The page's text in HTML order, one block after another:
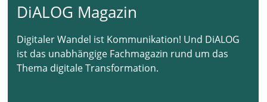
DiALOG Magazin
Digitaler Wandel ist Kommunikation! Und DiALOG
ist das unabhängige Fachmagazin rund um das
Thema digitale Transformation.